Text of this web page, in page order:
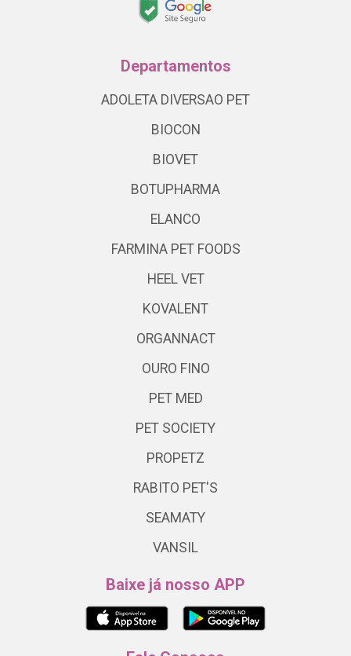
Departamentos
ADOLETA DIVERSAO PET
BIOCON
BIOVET
BOTUPHARMA
ELANCO
FARMINA PET FOODS
HEEL VET
KOVALENT
ORGANNACT
OURO FINO
PET MED
PET SOCIETY
PROPETZ
RABITO PET'S
SEAMATY
VANSIL
Baixe já nosso APP